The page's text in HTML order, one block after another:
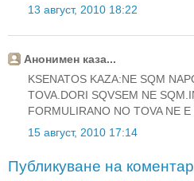
13 август, 2010 18:22
Анонимен каза...
KSENATOS KAZA:NE SQM
TOVA.DORI SQVSEM NE
FORMULIRANO NO TOVA NE E
15 август, 2010 17:14
Публикуване на коментар